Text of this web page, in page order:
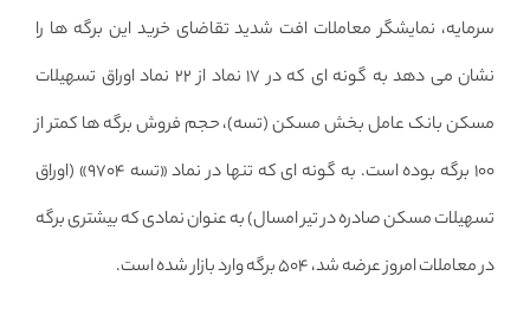
سرمایه، نمایشگر معاملات افت شدید تقاضای خرید این برگه ها را
نشان می دهد به گونه ای که در ۱۷ نماد از ۲۲ نماد اوراق تسهیلات
مسکن بانک عامل بخش مسکن (تسه)، حجم فروش برگه ها کمتر از
۱۰۰ برگه بوده است. به گونه ای که تنها در نماد «تسه ۹۷۰۴» (اوراق
تسهیلات مسکن صادره در تیر امسال) به عنوان نمادی که بیشتری برگه
در معاملات امروز عرضه شد، ۵۰۴ برگه وارد بازار شده است.